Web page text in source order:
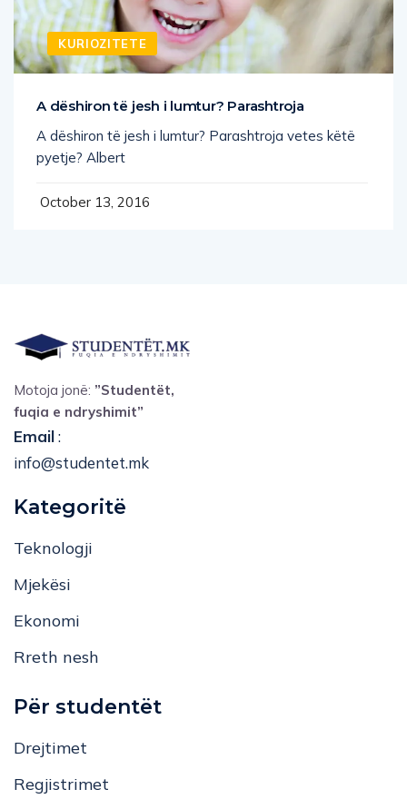
KURIOZITETE
A dëshiron të jesh i lumtur? Parashtroja
A dëshiron të jesh i lumtur? Parashtroja vetes këtë
pyetje? Albert
October 13, 2016
Motoja jonë: ”Studentët,
fuqia e ndryshimit”
Email:
info@studentet.mk
Kategoritë
Teknologji
Mjekësi
Ekonomi
Rreth nesh
Për studentët
Drejtimet
Regjistrimet